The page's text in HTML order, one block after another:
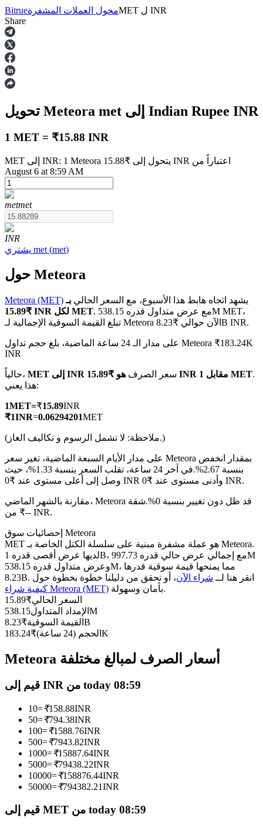
العقود الآجلة
العقود الآجلة لـ COIN-M
العقود الآجلة للعملات المشفرة
TradFi
مشتقات الأسهم والعملات الأجنبية والمعادن الثمينة والسلع
العقود الآجلة باستخدام USDC كضمان
انضم إلى أفضل المتداولين
كن متداول نسخ
Bitrueمحول العملات المشفرةMET ل INR
Share
تحويل Meteora met إلى Indian Rupee INR
1 MET = ₹15.88 INR
MET إلى INR: 1 Meteora يتحول إلى ₹15.88 INR اعتباراً من
August 6 at 8:59 AM
metmet
INR
يشتري met (met)
حول Meteora
Meteora (MET) يشهد اتجاه هابط هذا الأسبوع، مع السعر الحالي بـ
₹15.89 INR لكل MET. مع عرض متداول قدره 538.15M MET،
تبلغ القيمة السوقية الإجمالية لـ Meteora الآن حوالي ₹8.23B INR.
على مدار الـ 24 ساعة الماضية، بلغ حجم تداول Meteora ₹183.24K
INR
حالياً، MET إلى INR سعر الصرف هو ₹15.89 INR مقابل 1 MET.
هذا يعني:
1MET=₹15.89INR
₹1INR=0.06294201MET
(ملاحظة: لا تشمل الرسوم و تكاليف الغاز.)
على مدار الأيام السبعة الماضية، تغير سعر Meteora بمقدار انخفض
بنسبة 2.67%.
في آخر 24 ساعة، تقلب السعر بنسبة 1.33%، حيث
وصل إلى أعلى مستوى عند ₹0 INR وأدنى مستوى عند ₹0 INR.
مقارنة بالشهر الماضي، Meteora قد ظل دون تغيير بنسبة 0%.شقة
من ₹-- INR.
إحصائيات سوق Meteora
MET هو عملة مشفرة مبنية على سلسلة الكتل الخاصة بـ Meteora.
لديها عرض أقصى قدره 1B، مع إجمالي عرض حالي قدره 997.73M
وعرض متداول قدره 538.15M، مما يمنحها قيمة سوقية قدرها
8.23B. انقر هنا لــ شراء الآن، أو تحقق من دليلنا خطوة بخطوة حول
كيفية شراء Meteora (MET)
بأمان وسهولة.
السعر الحالي₹
15.89
الإمداد المتداول 538.15M
القيمة السوقية₹
8.23B
الحجم (24 ساعة)
₹ 183.24K
Meteora أسعار الصرف لمبالغ مختلفة
قيم إلى INR من today 08:59
10=₹158.88INR
50=₹794.38INR
100=₹1588.76INR
500=₹7943.82INR
1000=₹15887.64INR
5000=₹79438.22INR
10000=₹158876.44INR
50000=₹794382.21INR
قيم إلى MET من today 08:59